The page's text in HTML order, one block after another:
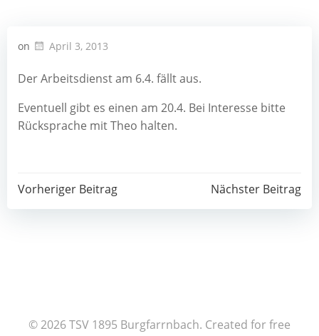
on April 3, 2013
Der Arbeitsdienst am 6.4. fällt aus.
Eventuell gibt es einen am 20.4. Bei Interesse bitte
Rücksprache mit Theo halten.
Post
Vorheriger Beitrag
PostNächster Beitrag
© 2026 TSV 1895 Burgfarrnbach. Created for free